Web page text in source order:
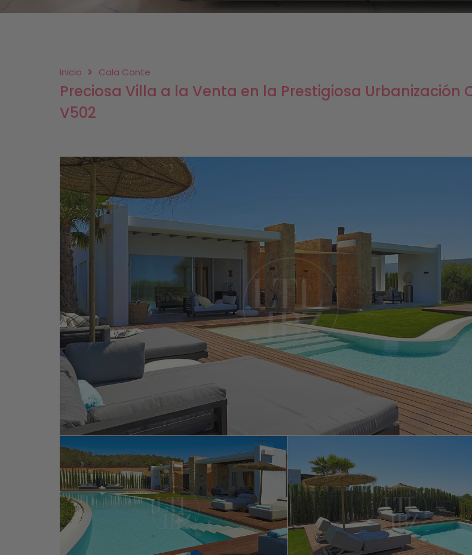
Inicio Cala Conte
Preciosa Villa a la Venta en la Prestigiosa Urbanización
V502